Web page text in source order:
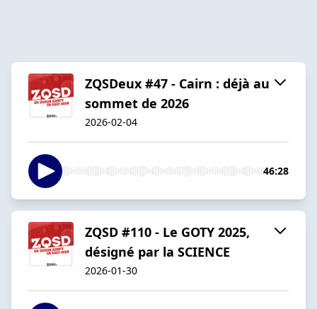
ZQSDeux #47 - Cairn : déjà au
sommet de 2026
2026-02-04
46:28
ZQSD #110 - Le GOTY 2025,
désigné par la SCIENCE
2026-01-30